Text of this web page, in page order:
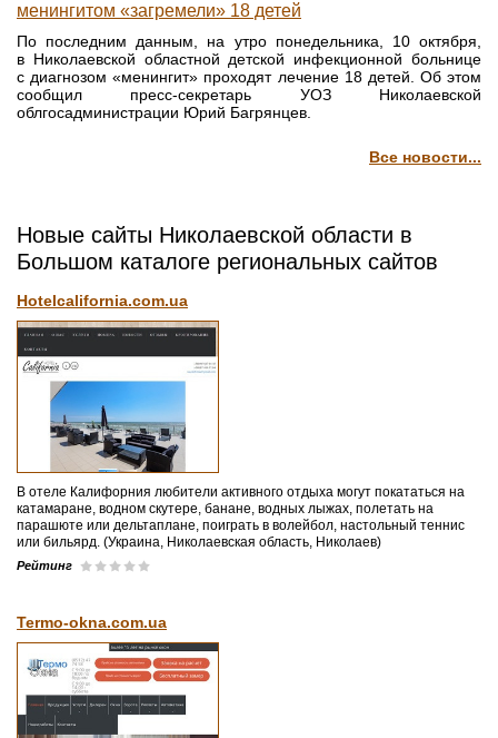
менингитом «загремели» 18 детей
По последним данным, на утро понедельника, 10 октября,
в Николаевской областной детской инфекционной больнице
с диагнозом «менингит» проходят лечение 18 детей. Об этом
сообщил пресс-секретарь УОЗ Николаевской
облгосадминистрации Юрий Багрянцев.
Все новости...
Новые сайты Николаевской области в
Большом каталоге региональных сайтов
Hotelcalifornia.com.ua
В отеле Калифорния любители активного отдыха могут покататься на
катамаране, водном скутере, банане, водных лыжах, полетать на
парашюте или дельтаплане, поиграть в волейбол, настольный теннис
или бильярд. (Украина, Николаевская область, Николаев)
Рейтинг
Termo-okna.com.ua